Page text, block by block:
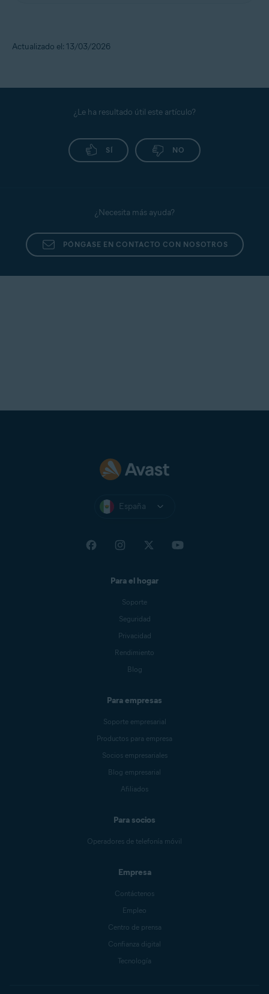
Actualizado el: 13/03/2026
¿Le ha resultado útil este artículo?
SÍ NO
¿Necesita más ayuda?
PÓNGASE EN CONTACTO CON NOSOTROS
España
Para el hogar
Soporte
Seguridad
Privacidad
Rendimiento
Blog
Para empresas
Soporte empresarial
Productos para empresa
Socios empresariales
Blog empresarial
Afiliados
Para socios
Operadores de telefonía móvil
Empresa
Contáctenos
Empleo
Centro de prensa
Confianza digital
Tecnología